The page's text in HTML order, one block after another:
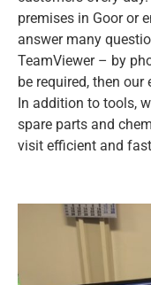
premises in Goor or
answer many
TeamViewer – by
be required, then
In addition to tools,
spare parts and
visit efficient and